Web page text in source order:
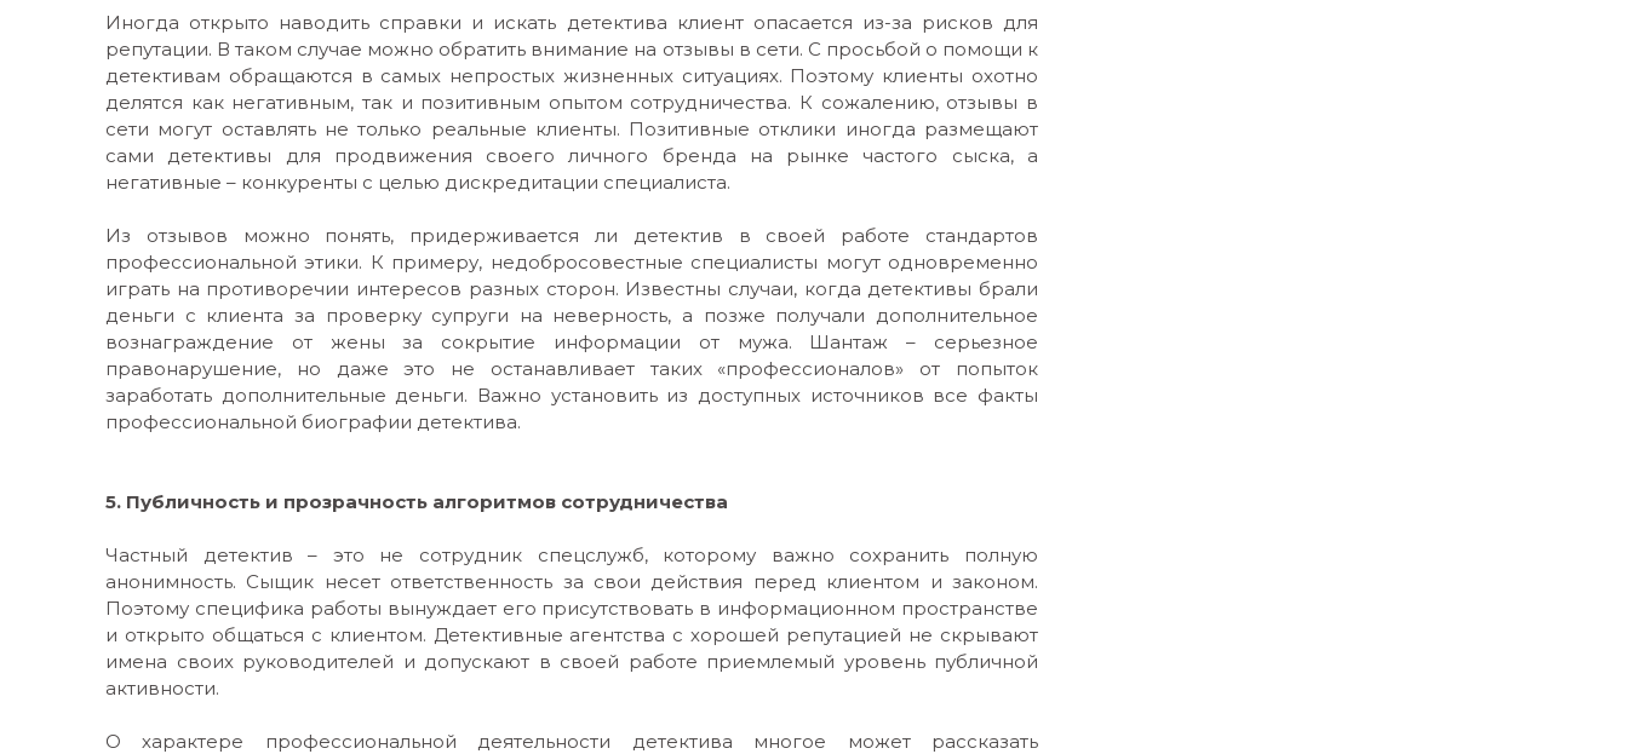
Иногда открыто наводить справки и искать детектива клиент опасается из-за рисков для
репутации. В таком случае можно обратить внимание на отзывы в сети. С просьбой о помощи к
детективам обращаются в самых непростых жизненных ситуациях. Поэтому клиенты охотно
делятся как негативным, так и позитивным опытом сотрудничества. К сожалению, отзывы в
сети могут оставлять не только реальные клиенты. Позитивные отклики иногда размещают
сами детективы для продвижения своего личного бренда на рынке частого сыска, а
негативные – конкуренты с целью дискредитации специалиста.
Из отзывов можно понять, придерживается ли детектив в своей работе стандартов
профессиональной этики. К примеру, недобросовестные специалисты могут одновременно
играть на противоречии интересов разных сторон. Известны случаи, когда детективы брали
деньги с клиента за проверку супруги на неверность, а позже получали дополнительное
вознаграждение от жены за сокрытие информации от мужа. Шантаж – серьезное
правонарушение, но даже это не останавливает таких «профессионалов» от попыток
заработать дополнительные деньги. Важно установить из доступных источников все факты
профессиональной биографии детектива.
5. Публичность и прозрачность алгоритмов сотрудничества
Частный детектив – это не сотрудник спецслужб, которому важно сохранить полную
анонимность. Сыщик несет ответственность за свои действия перед клиентом и законом.
Поэтому специфика работы вынуждает его присутствовать в информационном пространстве
и открыто общаться с клиентом. Детективные агентства с хорошей репутацией не скрывают
имена своих руководителей и допускают в своей работе приемлемый уровень публичной
активности.
О характере профессиональной деятельности детектива многое может рассказать